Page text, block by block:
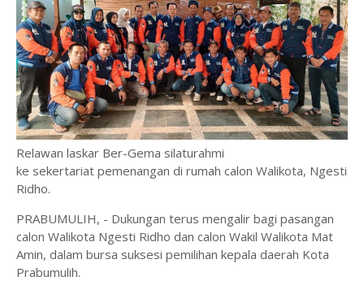
Relawan laskar Ber-Gema silaturahmi
ke sekertariat pemenangan di rumah calon Walikota, Ngesti
Ridho.
PRABUMULIH, - Dukungan terus mengalir bagi pasangan
calon Walikota Ngesti Ridho dan calon Wakil Walikota Mat
Amin, dalam bursa suksesi pemilihan kepala daerah Kota
Prabumulih.